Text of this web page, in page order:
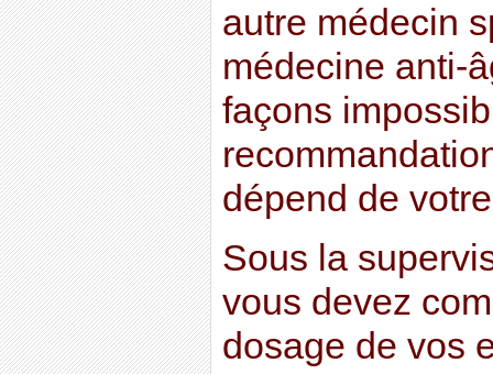
autre médecin
médecine anti-
façons
dépend de
Sous la
vous devez
dosage de vos